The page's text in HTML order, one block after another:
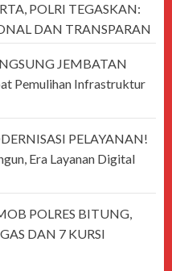
POLRI TEGASKAN:
DAN TRANSPARAN
JEMBATAN
Pemulihan Infrastruktur
PELAYANAN!
Era Layanan Digital
POLRES BITUNG,
DAN 7 KURSI